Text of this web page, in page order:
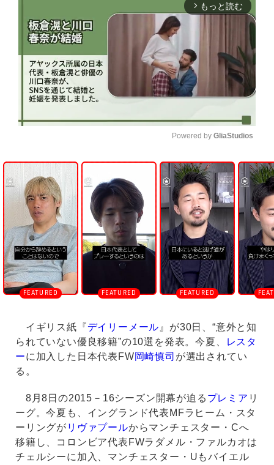
arrow_forward_ios もっと読む
n
m
u
t
e
Powered by GliaStudios
イギリス紙『デイリーメール 』が30日、“意外と知
られていない優良移籍”の10選を発表。今夏、
レスタ
ーに加入した日本代表FW岡崎慎司 が選出されてい
る。
8月8日の2015－16シーズン開幕が迫る プレミア リ
ーグ。今夏も、イングランド代表MFラヒーム・スタ
ーリングが リヴァプールからマンチェスター・Cへ
移籍し、コロンビア代表FWラダメル・ファルカオは
チェルシーに加入、マンチェスター・Uもバイエル